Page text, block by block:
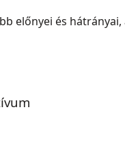
előnyei és